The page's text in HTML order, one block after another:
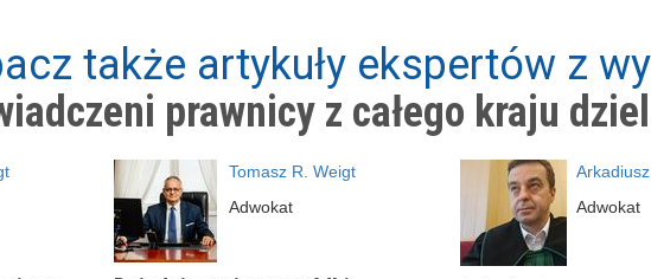
także artykuły ekspertów z
prawnicy z całego kraju
Tomasz R. Weigt
Adwokat
Adwokat